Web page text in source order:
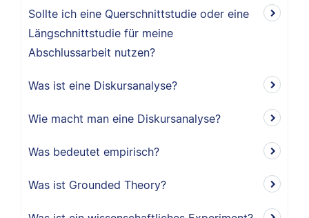
Sollte ich eine Querschnittstudie oder eine
Längschnittstudie für meine
Abschlussarbeit nutzen?
Was ist eine Diskursanalyse?
Wie macht man eine Diskursanalyse?
Was bedeutet empirisch?
Was ist Grounded Theory?